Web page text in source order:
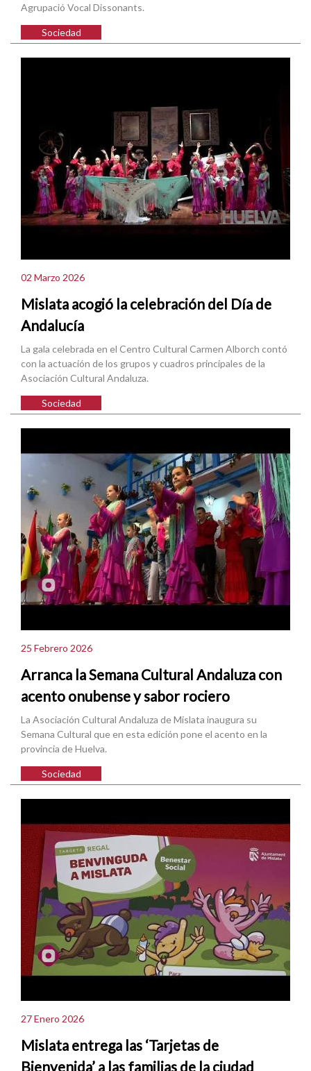
Agrupació Vocal Dissonants.
Sociedad
02 Marzo 2026
Mislata acogió la celebración del Día de
Andalucía
La gala celebrada en el Centro Cultural Carmen Alborch contó
con la actuación de los grupos y cuadros principales de la
Asociación Cultural Andaluza.
Sociedad
25 Febrero 2026
Arranca la Semana Cultural Andaluza con
acento onubense y sabor rociero
La Asociación Cultural Andaluza de Mislata inaugura su
Semana Cultural que en esta edición pone el acento en la
provincia de Huelva.
Sociedad
27 Enero 2026
Mislata entrega las ‘Tarjetas de
Bienvenida’ a las familias de la ciudad